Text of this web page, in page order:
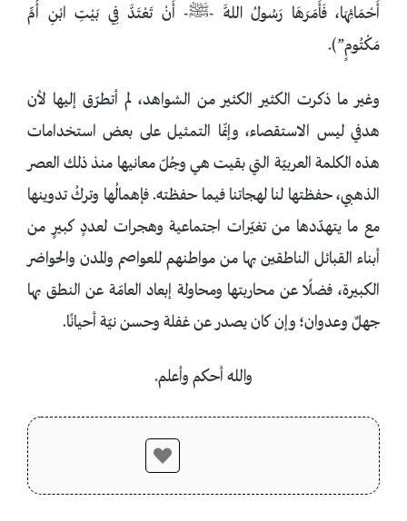
أَحْمَائِهَا، فَأَمَرَهَا رَسُولُ اللَّهِ -ﷺ- أَنْ تَعْتَدَّ فِي بَيْتِ ابْنِ أُمِّ
مَكْتُومٍ”).
وغير ما ذكرت الكثير الكثير من الشواهد، لم أتطرّق إليها لأن
هدفي ليس الاستقصاء، وإنّما التمثيل على بعض استخدامات
هذه الكلمة العربيّة التي بقيت هي وجُلّ معانيها منذ ذلك العصر
الذهبي، حفظتها لنا لهجاتنا فيما حفظته. فإهمالُها وتركُ تدوينها
مع ما يتهدّدها من تغيّرات اجتماعية وهجرات لعددٍ كبيرٍ من
أبناء القبائل الناطقين بها من مواطنهم للعواصم والمدن والحواضر
الكبيرة، فضلًا عن محاربتها ومحاولة إبعاد العامّة عن النطق بها
جهلٌ وعدوان؛ وإن كان يصدر عن غفلة وحسن نيّة أحيانًا.
والله أحكم وأعلم.